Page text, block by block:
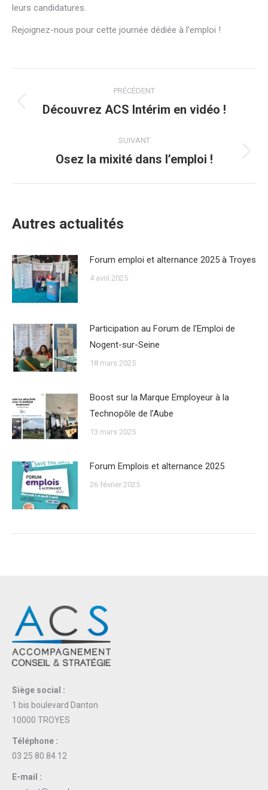
leurs candidatures.
Rejoignez-nous pour cette journée dédiée à l’emploi !
article
PRÉCÉDENT
Article
:
Découvrez ACS Intérim en vidéo !
SUIVANT
Article
Osez la mixité dans l’emploi !
Autres actualités
Forum emploi et alternance 2025 à Troyes
4 avril 2025
Participation au Forum de l’Emploi de
Nogent-sur-Seine
18 mars 2025
Boost sur la Marque Employeur à la
Technopôle de l’Aube
13 mars 2025
Forum Emplois et alternance 2025
26 février 2025
Siège social :
1 bis boulevard Danton
10000 TROYES
Téléphone :
03 25 80 84 12
E-mail :